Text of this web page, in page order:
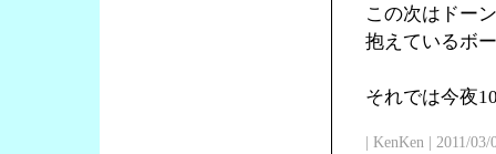
この次はドー
抱えているボ
それでは今夜
| KenKen | 2011/